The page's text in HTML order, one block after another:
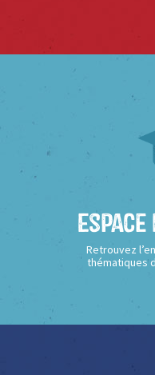
Retrouvez
thématiques